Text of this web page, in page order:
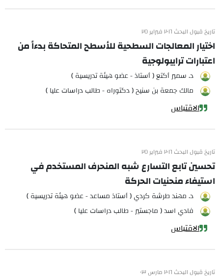
تاريخ قبول البحث ٢٠١٦ فبراير ٢٥
اختيار المعالجات السطحية للأسطح المتحاكة بدءاً من
اعتبارات ترايبولوجية
د. سمير أكتع ( أستاذ - عضو هيئة تدريسية )
مالك جمعة بن سنيح ( دكتوراه - طالب دراسات عليا )
الاقتباس
تاريخ قبول البحث ٢٠١٦ فبراير ٢٥
تحسين تابع التسارع شبه المنحرف المستخدم في
استيفاء منحنيات الحركة
د. مهند طرشة كردي ( أستاذ مساعد - عضو هيئة تدريسية )
فادي اسد ( ماجستير - طالب دراسات عليا )
الاقتباس
تاريخ قبول البحث ٢٠١٦ مارس ٠٣